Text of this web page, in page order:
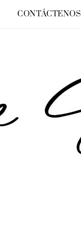
CONTÁCTENOS